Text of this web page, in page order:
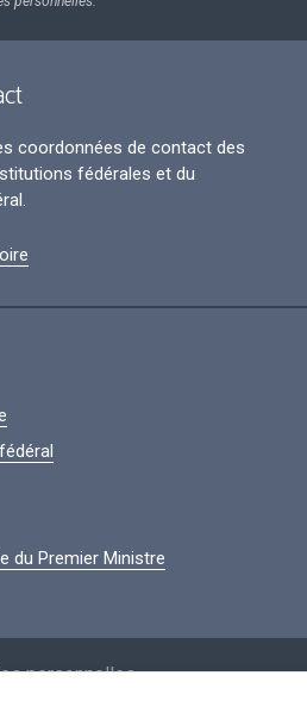
coordonnées de contact des
fédérales et du
du Premier Ministre
personnelles